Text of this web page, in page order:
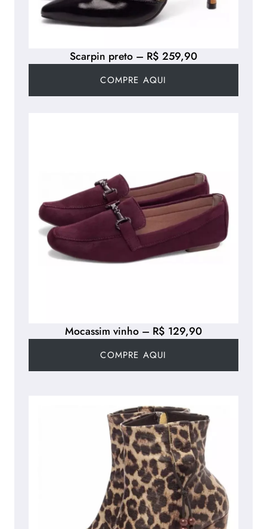
Scarpin preto – R$ 259,90
COMPRE AQUI
Mocassim vinho – R$ 129,90
COMPRE AQUI